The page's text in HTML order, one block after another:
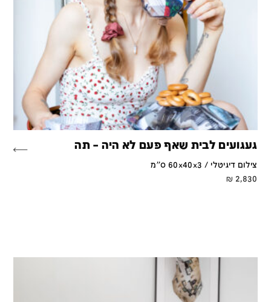
געגועים לבית שאף פעם לא היה – תה
צילום דיגיטלי / 60x40x3 ס''מ
2,830
₪